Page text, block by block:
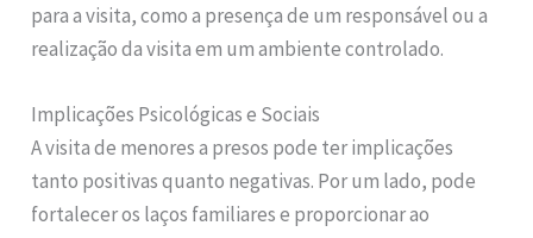
para a visita, como a presença de um responsável ou a
realização da visita em um ambiente controlado.
Implicações Psicológicas e Sociais
A visita de menores a presos pode ter implicações
tanto positivas quanto negativas. Por um lado, pode
fortalecer os laços familiares e proporcionar ao